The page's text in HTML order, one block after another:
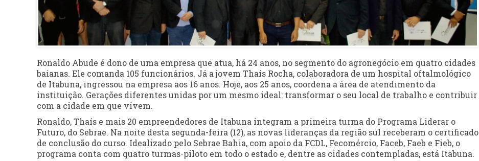
Ronaldo Abude é dono de uma empresa que atua, há 24 anos, no segmento do agronegócio em quatro cidades
baianas. Ele comanda 105 funcionários. Já a jovem Thaís Rocha, colaboradora de um hospital oftalmológico
de Itabuna, ingressou na empresa aos 16 anos. Hoje, aos 25 anos, coordena a área de atendimento da
instituição. Gerações diferentes unidas por um mesmo ideal: transformar o seu local de trabalho e contribuir
com a cidade em que vivem.
Ronaldo, Thaís e mais 20 empreendedores de Itabuna integram a primeira turma do Programa Liderar o
Futuro, do Sebrae. Na noite desta segunda-feira (12), as novas lideranças da região sul receberam o certificado
de conclusão do curso. Idealizado pelo Sebrae Bahia, com apoio da FCDL, Fecomércio, Faceb, Faeb e Fieb, o
programa conta com quatro turmas-piloto em todo o estado e, dentre as cidades contempladas, está Itabuna.